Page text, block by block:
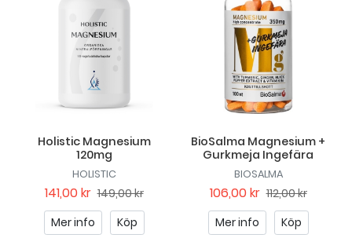
Holistic Magnesium
120mg
HOLISTIC
141,00 kr 149,00 kr
Mer info
Köp
BioSalma Magnesium +
Gurkmeja Ingefära
BIOSALMA
106,00 kr 112,00 kr
Mer info
Köp